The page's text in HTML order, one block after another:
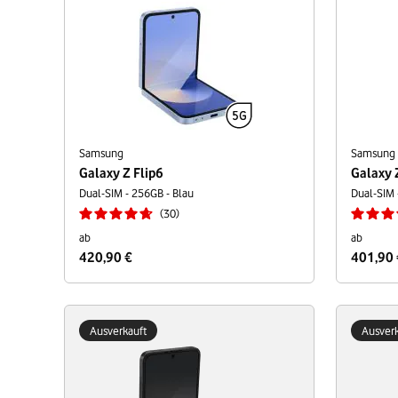
Samsung
Galaxy Z Flip6
Dual-SIM - 256GB - Blau
30
ab
420,90 €
Samsung
Galaxy
Dual-SIM
ab
401,90
Ausverkauft